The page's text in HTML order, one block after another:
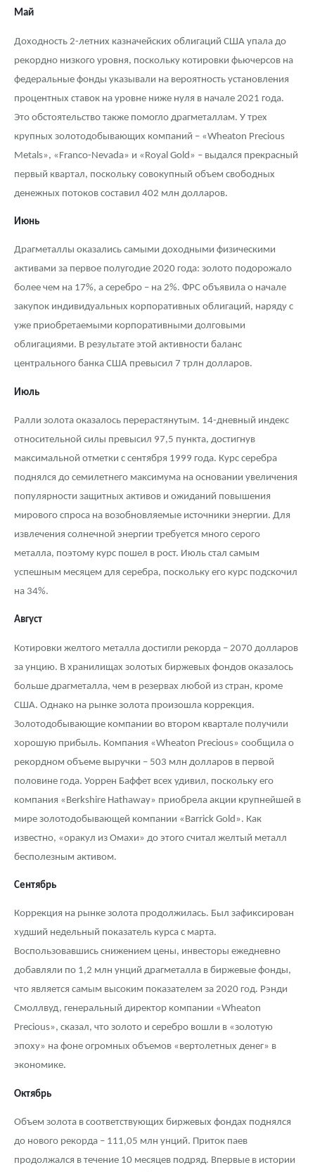
Май
Доходность 2-летних казначейских облигаций США упала до
рекордно низкого уровня, поскольку котировки фьючерсов на
федеральные фонды указывали на вероятность установления
процентных ставок на уровне ниже нуля в начале 2021 года.
Это обстоятельство также помогло драгметаллам. У трех
крупных золотодобывающих компаний – «Wheaton Precious
Metals», «Franco-Nevada» и «Royal Gold» – выдался прекрасный
первый квартал, поскольку совокупный объем свободных
денежных потоков составил 402 млн долларов.
Июнь
Драгметаллы оказались самыми доходными физическими
активами за первое полугодие 2020 года: золото подорожало
более чем на 17%, а серебро – на 2%. ФРС объявила о начале
закупок индивидуальных корпоративных облигаций, наряду с
уже приобретаемыми корпоративными долговыми
облигациями. В результате этой активности баланс
центрального банка США превысил 7 трлн долларов.
Июль
Ралли золота оказалось перерастянутым. 14-дневный индекс
относительной силы превысил 97,5 пункта, достигнув
максимальной отметки с сентября 1999 года. Курс серебра
поднялся до семилетнего максимума на основании увеличения
популярности защитных активов и ожиданий повышения
мирового спроса на возобновляемые источники энергии. Для
извлечения солнечной энергии требуется много серого
металла, поэтому курс пошел в рост. Июль стал самым
успешным месяцем для серебра, поскольку его курс подскочил
на 34%.
Август
Котировки желтого металла достигли рекорда – 2070 долларов
за унцию. В хранилищах золотых биржевых фондов оказалось
больше драгметалла, чем в резервах любой из стран, кроме
США. Однако на рынке золота произошла коррекция.
Золотодобывающие компании во втором квартале получили
хорошую прибыль. Компания «Wheaton Precious» сообщила о
рекордном объеме выручки – 503 млн долларов в первой
половине года. Уоррен Баффет всех удивил, поскольку его
компания «Berkshire Hathaway» приобрела акции крупнейшей в
мире золотодобывающей компании «Barrick Gold». Как
известно, «оракул из Омахи» до этого считал желтый металл
бесполезным активом.
Сентябрь
Коррекция на рынке золота продолжилась. Был зафиксирован
худший недельный показатель курса с марта.
Воспользовавшись снижением цены, инвесторы ежедневно
добавляли по 1,2 млн унций драгметалла в биржевые фонды,
что является самым высоким показателем за 2020 год. Рэнди
Смоллвуд, генеральный директор компании «Wheaton
Precious», сказал, что золото и серебро вошли в «золотую
эпоху» на фоне огромных объемов «вертолетных денег» в
экономике.
Октябрь
Объем золота в соответствующих биржевых фондах поднялся
до нового рекорда – 111,05 млн унций. Приток паев
продолжался в течение 10 месяцев подряд. Впервые в истории